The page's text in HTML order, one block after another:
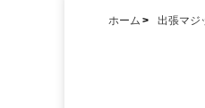
ホーム 出張マジ